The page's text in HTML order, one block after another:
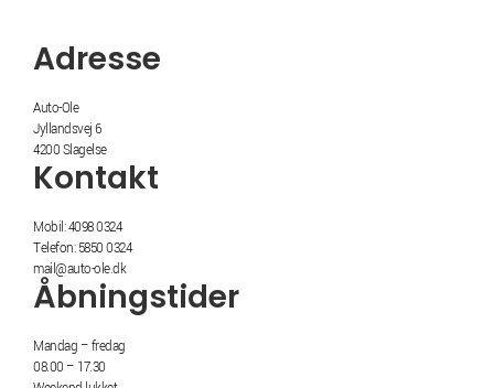
Adresse
Auto-Ole
Jyllandsvej 6
4200 Slagelse
Kontakt
Mobil: 4098 0324
Telefon: 5850 0324
mail@auto-ole.dk
Åbningstider
Mandag – fredag
08.00 – 17.30